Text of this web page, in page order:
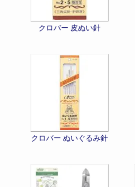
クロバー 皮ぬい針
クロバー ぬいぐるみ針